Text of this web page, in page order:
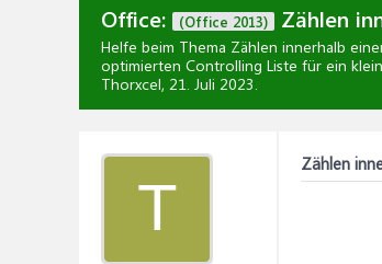
Office: (Office 2013) Zählen
Helfe beim Thema Zählen innerhalb
optimierten Controlling Liste für ein
Thorxcel, 21. Juli 2023.
T
Zählen